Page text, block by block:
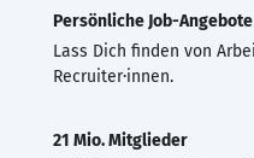
Persönliche Job-Angebote
Lass Dich finden von
Recruiter·innen.
21 Mio. Mitglieder